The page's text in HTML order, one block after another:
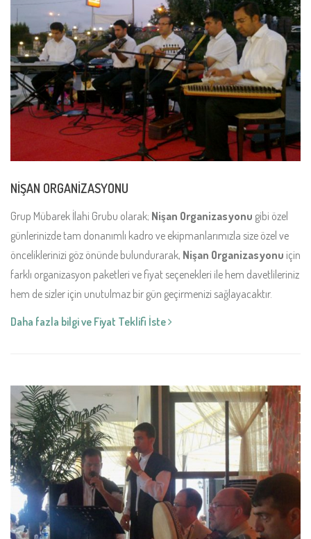
NİŞAN ORGANİZASYONU
Grup Mübarek İlahi Grubu olarak; Nişan Organizasyonu gibi özel
günlerinizde tam donanımlı kadro ve ekipmanlarımızla size özel ve
önceliklerinizi göz önünde bulundurarak, Nişan Organizasyonu için
farklı organizasyon paketleri ve fiyat seçenekleri ile hem davetlileriniz
hem de sizler için unutulmaz bir gün geçirmenizi sağlayacaktır.
Daha fazla bilgi ve Fiyat Teklifi İste